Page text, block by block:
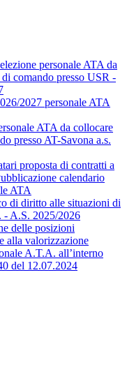
personale ATA da
comando presso USR -
2027 personale ATA
ATA da collocare
presso AT-Savona a.s.
proposta di contratti a
calendario
ATA
di diritto alle situazioni di
- A.S. 2025/2026
delle posizioni
alla valorizzazione
A.T.A. all’interno
del 12.07.2024